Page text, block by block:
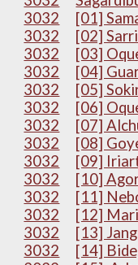
3032
[01]
3032
[02]
3032
[03]
3032
[04]
3032
[05]
3032
[06]
3032
[07]
3032
[08]
3032
[09]
3032
[10]
3032
[11]
3032
[12]
3032
[13]
3032
[14]